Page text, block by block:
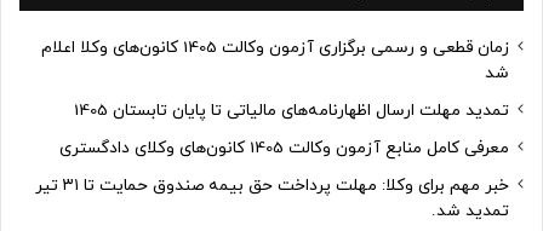
زمان قطعی و رسمی برگزاری آزمون وکالت 1405 کانون‌های وکلا اعلام
شد
تمدید مهلت ارسال اظهارنامه‌های مالیاتی تا پایان تابستان 1405
معرفی کامل منابع آزمون وکالت 1405 کانون‌های وکلای دادگستری
خبر مهم برای وکلا: مهلت پرداخت حق بیمه صندوق حمایت تا ۳۱ تیر
تمدید شد.